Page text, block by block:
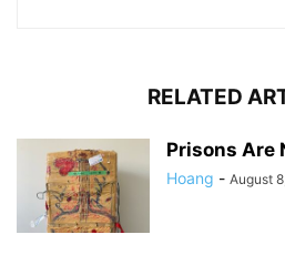
RELATED
Prisons Are
Hoang - August